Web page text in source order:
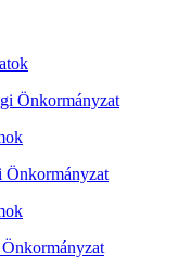
Önkormányzat
Önkormányzat